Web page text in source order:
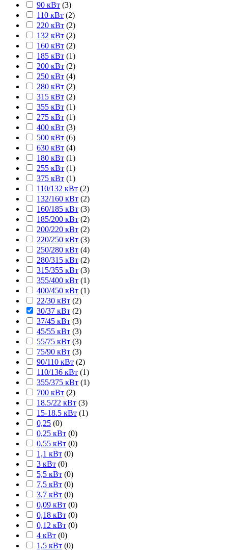
90 кВт (3)
110 кВт (2)
220 кВт (2)
132 кВт (2)
160 кВт (2)
185 кВт (1)
200 кВт (2)
250 кВт (4)
280 кВт (2)
315 кВт (2)
355 кВт (1)
275 кВт (1)
400 кВт (3)
500 кВт (6)
630 кВт (4)
180 кВт (1)
255 кВт (1)
375 кВт (1)
110/132 кВт (2)
132/160 кВт (2)
160/185 кВт (3)
185/200 кВт (2)
200/220 кВт (2)
220/250 кВт (3)
250/280 кВт (4)
280/315 кВт (2)
315/355 кВт (3)
355/400 кВт (1)
400/450 кВт (1)
22/30 кВт (2)
30/37 кВт (2)
37/45 кВт (3)
45/55 кВт (3)
55/75 кВт (3)
75/90 кВт (3)
90/110 кВт (2)
110/136 кВт (1)
355/375 кВт (1)
700 кВт (2)
18.5/22 кВт (3)
15-18.5 кВт (1)
0,25 (0)
0,25 кВт (0)
0,55 кВт (0)
1,1 кВт (0)
3 кВт (0)
5,5 кВт (0)
7,5 кВт (0)
3,7 кВт (0)
0,09 кВт (0)
0,18 кВт (0)
0,12 кВт (0)
4 кВт (0)
1,5 кВт (0)